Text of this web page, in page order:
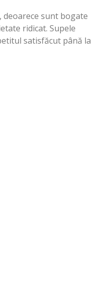
deoarece sunt bogate
ridicat. Supele
satisfăcut până la